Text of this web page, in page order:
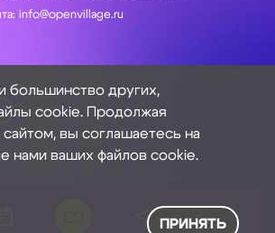
info@openvillage.ru
большинство других,
cookie. Продолжая
сайтом, вы соглашаетесь на
нами ваших файлов cookie.
ПРИНЯТЬ